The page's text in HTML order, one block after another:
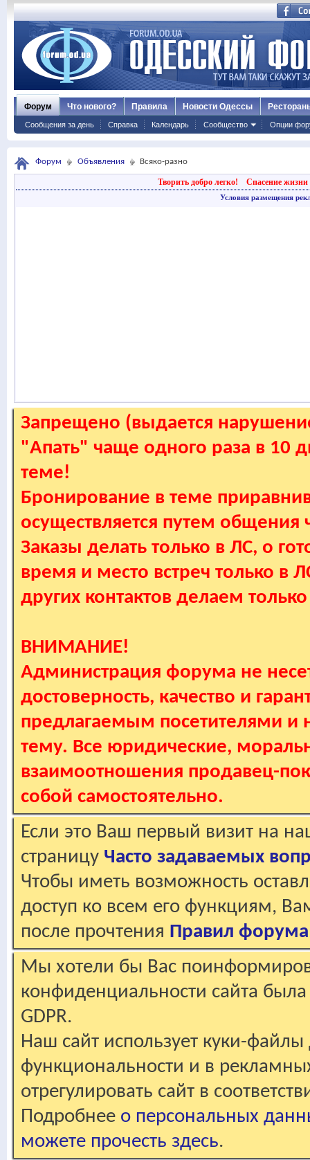
Форум
Сообщения за день Справка Календарь Сообщество Опции
Что нового? Правила Новости Одессы
Форум Объявления Всяко-разно
Творить добро легко! Спасение жизни
Условия размещения
Запрещено (выдается
"Апать" чаще одного раза в 10
теме!
Бронирование в теме
осуществляется путем
Заказы делать только в ЛС, о
время и место встреч только в
других контактов делаем
ВНИМАНИЕ!
Администрация форума не
достоверность, качество и
предлагаемым посетителями и
тему. Все юридические,
взаимоотношения продавец-
собой самостоятельно.
Если это Ваш первый визит на
страницу Часто задаваемых
Чтобы иметь возможность
доступ ко всем его функциям,
после прочтения Правил форума
Мы хотели бы Вас
конфиденциальности сайта
GDPR.
Наш сайт использует куки-файлы
функциональности и в
отрегулировать сайт в
Подробнее о персональных
можете прочесть здесь.